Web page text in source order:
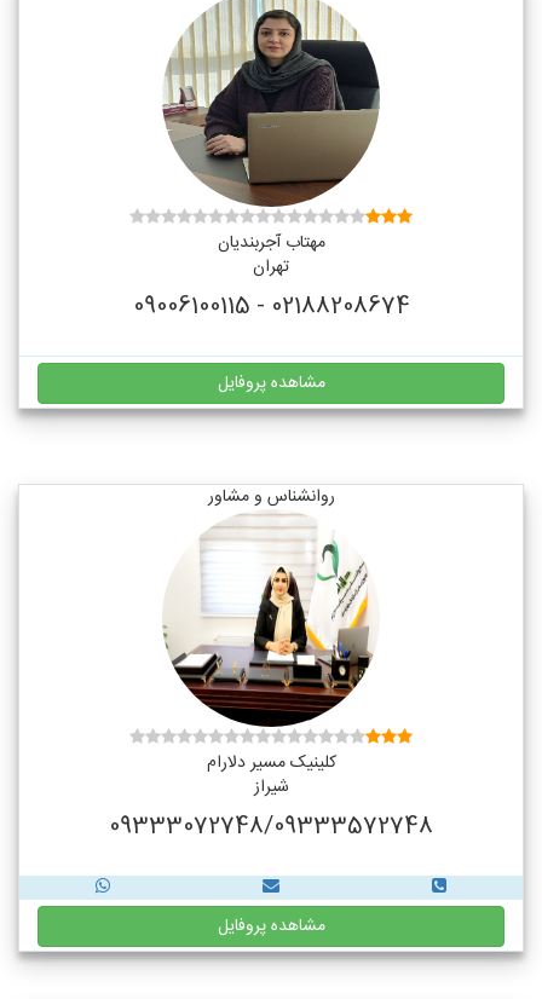
مهتاب آجربندیان
تهران
02188208674 - 09006100115
مشاهده پروفایل
روانشناس و مشاور
کلینیک مسیر دلارام
شیراز
09333072748/09333572748
مشاهده پروفایل